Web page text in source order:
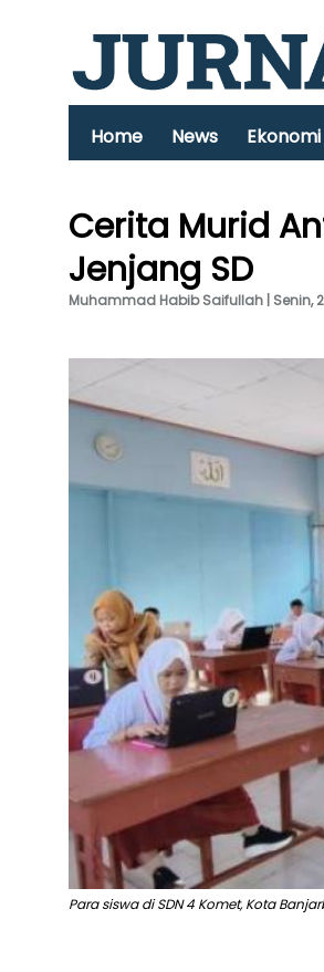
Home News Ekonomi
Cerita Murid
Jenjang SD
Muhammad Habib Saifullah | Senin,
Para siswa di SDN 4 Komet, Kota